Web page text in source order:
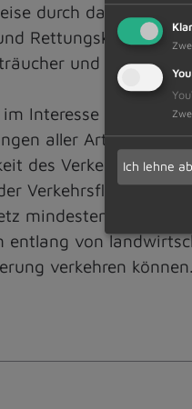
durch das Ein-
Rettungskräften
und Bäume
Interesse der
aller Art, d.h.
des Verkehrs
Verkehrsflächen
mindestens einen
entlang von
verkehren können.
Ich lehne ab